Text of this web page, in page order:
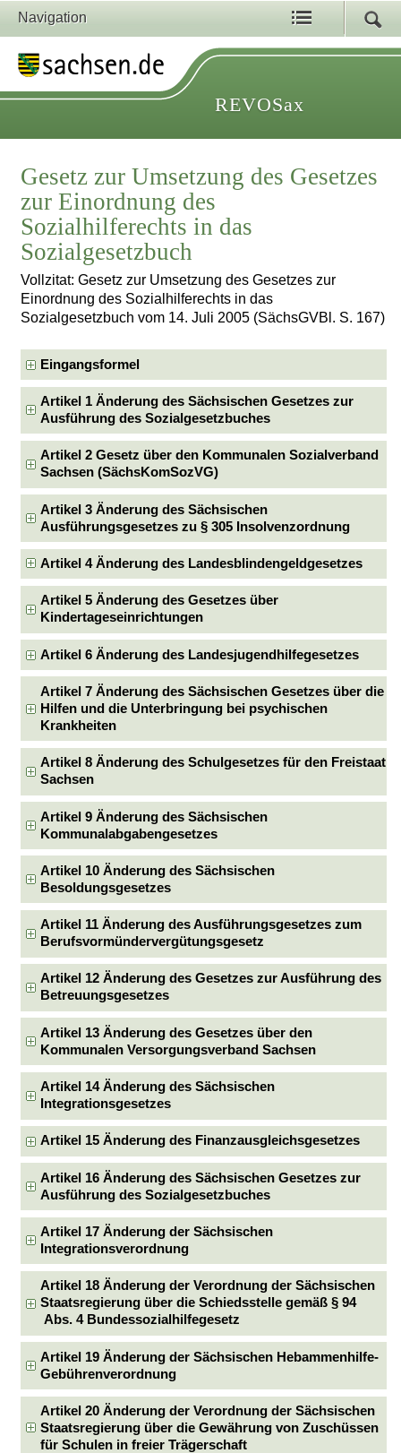
Navigation
REVOSax
Gesetz zur Umsetzung des Gesetzes
zur Einordnung des
Sozialhilferechts in das
Sozialgesetzbuch
Vollzitat: Gesetz zur Umsetzung des Gesetzes zur
Einordnung des Sozialhilferechts in das
Sozialgesetzbuch vom 14. Juli 2005 (SächsGVBl. S. 167)
Eingangsformel
Artikel 1 Änderung des Sächsischen Gesetzes zur
Ausführung des Sozialgesetzbuches
Artikel 2 Gesetz über den Kommunalen Sozialverband
Sachsen (SächsKomSozVG)
Artikel 3 Änderung des Sächsischen
Ausführungsgesetzes zu § 305 Insolvenzordnung
Artikel 4 Änderung des Landesblindengeldgesetzes
Artikel 5 Änderung des Gesetzes über
Kindertageseinrichtungen
Artikel 6 Änderung des Landesjugendhilfegesetzes
Artikel 7 Änderung des Sächsischen Gesetzes über die
Hilfen und die Unterbringung bei psychischen
Krankheiten
Artikel 8 Änderung des Schulgesetzes für den Freistaat
Sachsen
Artikel 9 Änderung des Sächsischen
Kommunalabgabengesetzes
Artikel 10 Änderung des Sächsischen
Besoldungsgesetzes
Artikel 11 Änderung des Ausführungsgesetzes zum
Berufsvormündervergütungsgesetz
Artikel 12 Änderung des Gesetzes zur Ausführung des
Betreuungsgesetzes
Artikel 13 Änderung des Gesetzes über den
Kommunalen Versorgungsverband Sachsen
Artikel 14 Änderung des Sächsischen
Integrationsgesetzes
Artikel 15 Änderung des Finanzausgleichsgesetzes
Artikel 16 Änderung des Sächsischen Gesetzes zur
Ausführung des Sozialgesetzbuches
Artikel 17 Änderung der Sächsischen
Integrationsverordnung
Artikel 18 Änderung der Verordnung der Sächsischen
Staatsregierung über die Schiedsstelle gemäß § 94
Abs. 4 Bundessozialhilfegesetz
Artikel 19 Änderung der Sächsischen Hebammenhilfe-
Gebührenverordnung
Artikel 20 Änderung der Verordnung der Sächsischen
Staatsregierung über die Gewährung von Zuschüssen
für Schulen in freier Trägerschaft